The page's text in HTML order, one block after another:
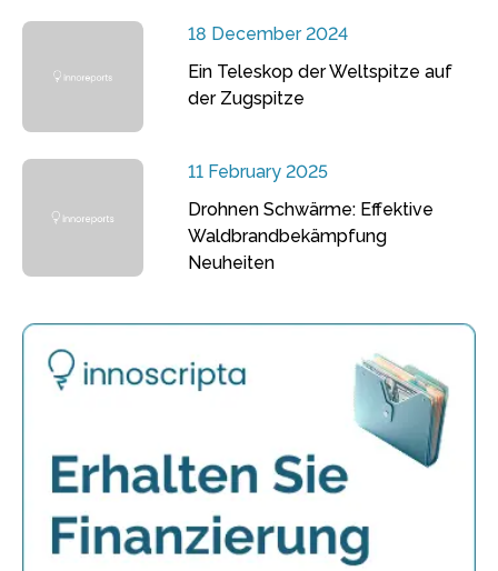
18 December 2024
Ein Teleskop der Weltspitze auf
der Zugspitze
11 February 2025
Drohnen Schwärme: Effektive
Waldbrandbekämpfung
Neuheiten